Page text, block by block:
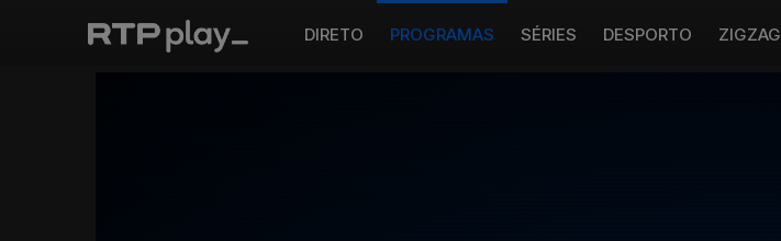
DIRETO PROGRAMAS SÉRIES DESPORTO ZIGZAG